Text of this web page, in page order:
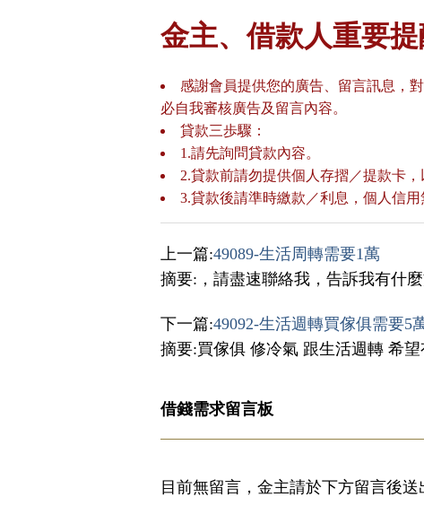
金主、借款人重要提
感謝會員提供您的廣告、留言訊息，
必自我審核廣告及留言內容。
貸款三歩驟：
1.請先詢問貸款內容。
2.貸款前請勿提供個人存摺／提款卡，
3.貸款後請準時繳款／利息，個人信
上一篇:49089-生活周轉需要1萬
摘要:，請盡速聯絡我，告訴我有什
下一篇:49092-生活週轉買傢俱需要5
摘要:買傢俱 修冷氣 跟生活週轉 希
借錢需求留言板
目前無留言，金主請於下方留言後送